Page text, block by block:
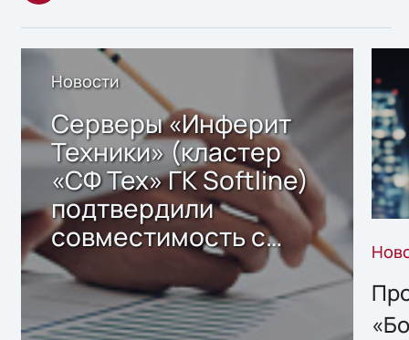
Новости
Серверы «Инферит
Техники» (кластер
«СФ Тех» ГК Softline)
подтвердили
совместимость с
решением Sharx
Storage 2.x для
хранения данных